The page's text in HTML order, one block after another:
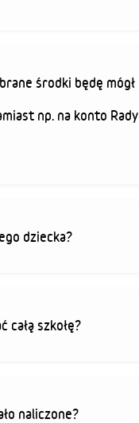
środki będę mógł
np. na konto Rady
dziecka?
całą szkołę?
naliczone?